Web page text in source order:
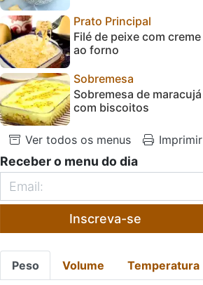
Prato Principal
Filé de peixe com creme
ao forno
Sobremesa
Sobremesa de maracujá
com biscoitos
Ver todos os menus Imprimir
Receber o menu do dia
Inscreva-se
Peso Volume Temperatura